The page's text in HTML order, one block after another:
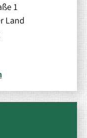
1
Land